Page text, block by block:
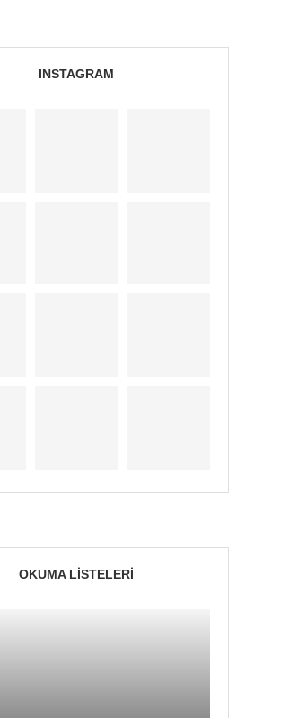
INSTAGRAM
OKUMA LISTELERI